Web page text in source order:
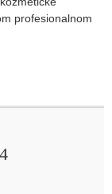
profesionalnom